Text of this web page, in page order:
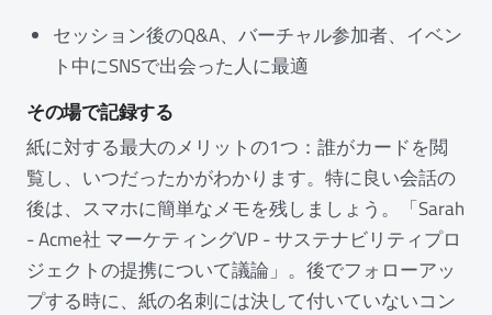
セッション後のQ&A、バーチャル参加者、イベン
ト中にSNSで出会った人に最適
その場で記録する
紙に対する最大のメリットの1つ：誰がカードを閲
覧し、いつだったかがわかります。特に良い会話の
後は、スマホに簡単なメモを残しましょう。「Sarah
- Acme社 マーケティングVP - サステナビリティプロ
ジェクトの提携について議論」。後でフォローアッ
プする時に、紙の名刺には決して付いていないコン